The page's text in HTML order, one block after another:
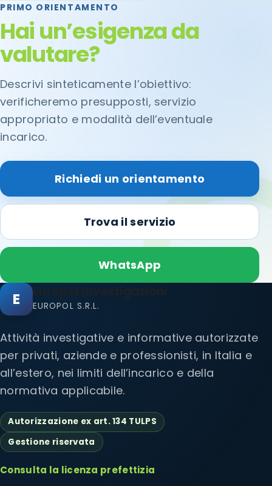
PRIMO ORIENTAMENTO
Hai un’esigenza da
valutare?
Descrivi sinteticamente l’obiettivo:
verificheremo presupposti, servizio
appropriato e modalità dell’eventuale
incarico.
Richiedi un orientamento
Trova il servizio
WhatsApp
E Europol Investigazioni
EUROPOL S.R.L.
Attività investigative e informative autorizzate
per privati, aziende e professionisti, in Italia e
all’estero, nei limiti dell’incarico e della
normativa applicabile.
Autorizzazione ex art. 134 TULPS
Gestione riservata
Consulta la licenza prefettizia